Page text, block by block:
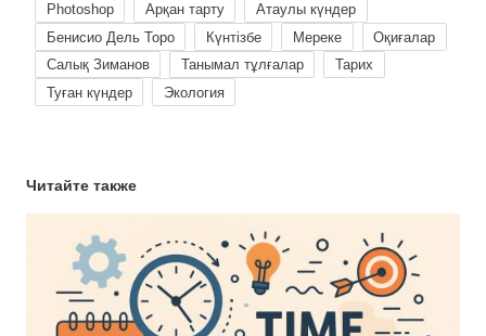
Photoshop Арқан тарту
Атаулы күндер
Бенисио Дель Торо
Күнтізбе Мереке
Оқиғалар
Салық Зиманов
Танымал тұлғалар
Тарих
Туған күндер
Экология
Читайте также